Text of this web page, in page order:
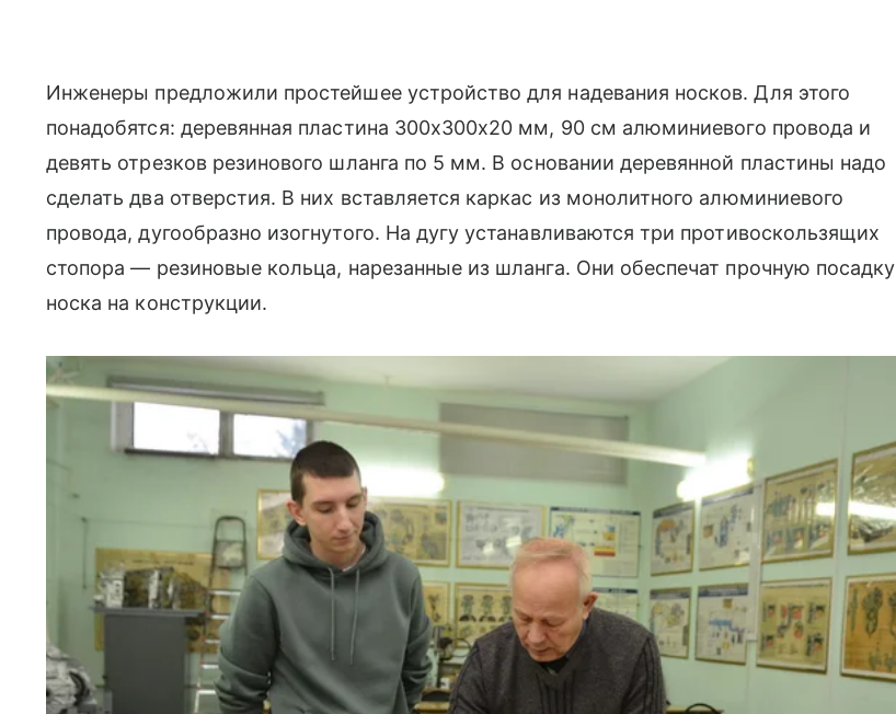
Инженеры предложили простейшее устройство для надевания носков. Для этого
понадобятся: деревянная пластина 300х300х20 мм, 90 см алюминиевого провода и
девять отрезков резинового шланга по 5 мм. В основании деревянной пластины надо
сделать два отверстия. В них вставляется каркас из монолитного алюминиевого
провода, дугообразно изогнутого. На дугу устанавливаются три противоскользящих
стопора — резиновые кольца, нарезанные из шланга. Они обеспечат прочную посадку
носка на конструкции.